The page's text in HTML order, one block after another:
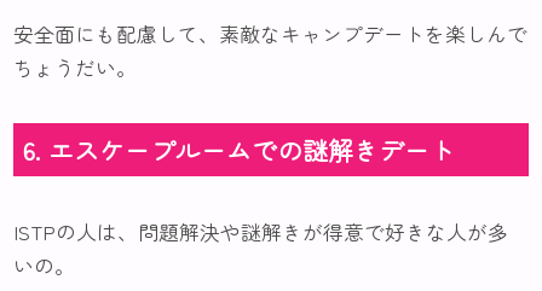
安全面にも配慮して、素敵なキャンプデートを楽しんで
ちょうだい。
6. エスケープルームでの謎解きデート
ISTPの人は、問題解決や謎解きが得意で好きな人が多
いの。